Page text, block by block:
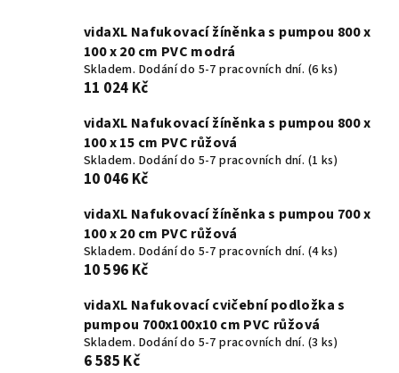
vidaXL Nafukovací žíněnka s pumpou 800 x
100 x 20 cm PVC modrá
Skladem. Dodání do 5-7 pracovních dní. (6 ks)
11 024 Kč
vidaXL Nafukovací žíněnka s pumpou 800 x
100 x 15 cm PVC růžová
Skladem. Dodání do 5-7 pracovních dní. (1 ks)
10 046 Kč
vidaXL Nafukovací žíněnka s pumpou 700 x
100 x 20 cm PVC růžová
Skladem. Dodání do 5-7 pracovních dní. (4 ks)
10 596 Kč
vidaXL Nafukovací cvičební podložka s
pumpou 700x100x10 cm PVC růžová
Skladem. Dodání do 5-7 pracovních dní. (3 ks)
6 585 Kč